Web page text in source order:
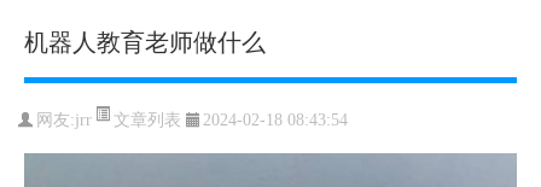
机器人教育老师做什么
网友:jrr 文章列表 2024-02-18 08:43:54